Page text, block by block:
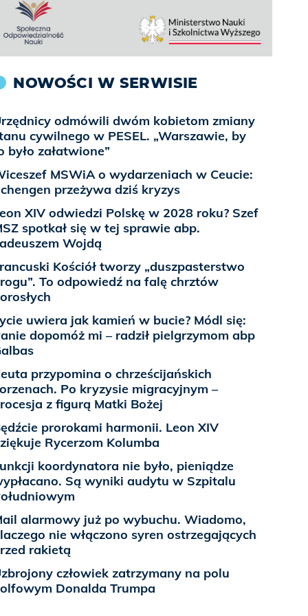
NOWOŚCI W SERWISIE
odmówili dwóm kobietom zmiany
cywilnego w PESEL. „Warszawie, by
było załatwione”
MSWiA o wydarzeniach w Ceucie:
przeżywa dziś kryzys
XIV odwiedzi Polskę w 2028 roku? Szef
spotkał się w tej sprawie abp.
Wojdą
Kościół tworzy „duszpasterstwo
To odpowiedź na falę chrztów
uwiera jak kamień w bucie? Módl się:
dopomóż mi – radził pielgrzymom abp
przypomina o chrześcijańskich
Po kryzysie migracyjnym –
z figurą Matki Bożej
prorokami harmonii. Leon XIV
Rycerzom Kolumba
koordynatora nie było, pieniądze
Są wyniki audytu w Szpitalu
alarmowy już po wybuchu. Wiadomo,
nie włączono syren ostrzegających
rakietą
człowiek zatrzymany na polu
Donalda Trumpa